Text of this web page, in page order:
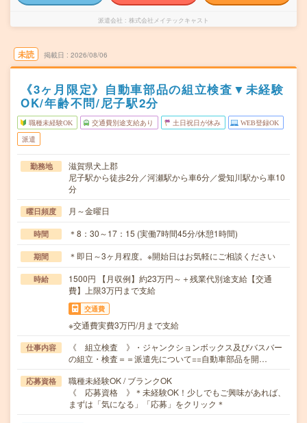
派遣会社 株式会社メイテックキャスト
未読 掲載日 2026/08/06
《3ヶ月限定》自動車部品の組立検査▼未経験
OK/年齢不問/尼子駅2分
職種未経験OK 交通費別途支給あり 土日祝日が休み WEB登録OK
派遣
勤務地
滋賀県犬上郡
尼子駅から徒歩2分／河瀬駅から車6分／愛知川駅から車10
分
曜日頻度 月～金曜日
時間 ＊8：30～17：15 (実働7時間45分/休憩1時間)
期間 ＊即日～3ヶ月程度。※開始日はお気軽にご相談ください
時給
1500円 【月収例】約23万円～＋残業代別途支給【交通
費】上限3万円まで支給
交通費
※交通費実費3万円/月まで支給
仕事内容
《 組立検査 》・ジャンクションボックス及びバスバー
の組立・検査＝＝派遣先について==自動車部品を開…
応募資格
職種未経験OK / ブランクOK
《 応募資格 》＊未経験OK！少しでもご興味があれば、
まずは「気になる」「応募」をクリック＊